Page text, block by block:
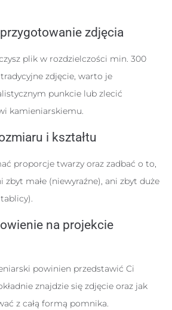
zdjęcia
plik w rozdzielczości min. 300
zdjęcie, warto je
punkcie lub zlecić
kamieniarskiemu.
i kształtu
proporcje twarzy oraz zadbać o to,
zbyt małe (niewyraźne), ani zbyt duże
na projekcie
powinien przedstawić Ci
znajdzie się zdjęcie oraz jak
z całą formą pomnika.